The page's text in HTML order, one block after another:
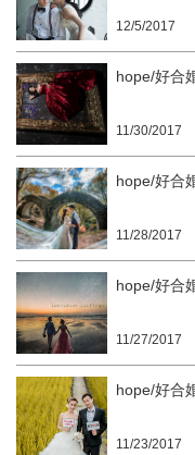
12/5/2017
hope/好合
11/30/2017
hope/好合
11/28/2017
hope/好合
11/27/2017
hope/好合
11/23/2017